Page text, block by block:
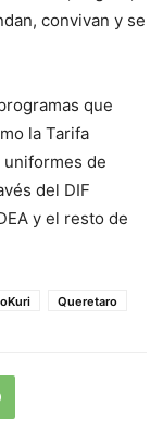
convivan y se
que
la Tarifa
uniformes de
del DIF
y el resto de
Queretaro